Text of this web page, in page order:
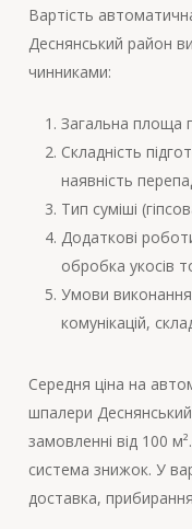
Вартість
Деснянський район
чинниками:
Загальна площа
Складність
наявність
Тип суміші
Додаткові
обробка укосів
Умови
комунікацій,
Середня ціна на
шпалери
замовленні від 100
система знижок. У
доставка,